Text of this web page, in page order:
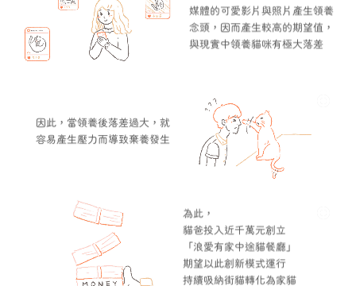
媒體的可愛影片與照片產生領養
念頭，因而產生較高的期望值，
與現實中領養貓咪有極大落差
因此，當領養後落差過大，就
容易產生壓力而導致棄養發生
為此，
貓爸投入近千萬元創立
「浪愛有家中途貓餐廳」
期望以此創新模式運行
持續吸納街貓轉化為家貓